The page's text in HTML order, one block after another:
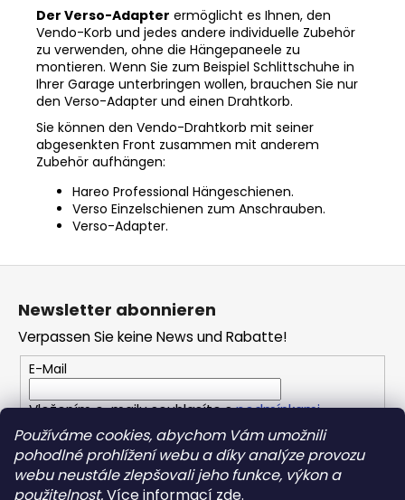
Používáme cookies, abychom Vám umožnili
pohodlné prohlížení webu a díky analýze provozu
webu neustále zlepšovali jeho funkce, výkon a
použitelnost.Více informací zde.
Der Verso-Adapter ermöglicht es Ihnen, den
Vendo-Korb und jedes andere individuelle Zubehör
zu verwenden, ohne die Hängepaneele zu
montieren. Wenn Sie zum Beispiel Schlittschuhe in
Ihrer Garage unterbringen wollen, brauchen Sie nur
den Verso-Adapter und einen Drahtkorb.
Sie können den Vendo-Drahtkorb mit seiner
abgesenkten Front zusammen mit anderem
Zubehör aufhängen:
Hareo Professional Hängeschienen.
Verso Einzelschienen zum Anschrauben.
Verso-Adapter.
l
Newsletter abonnieren
Verpassen Sie keine News und Rabatte!
E-Mail
Vložením e-mailu souhlasíte spodmínkami
ochrany osobních údajů
ANMELDEN